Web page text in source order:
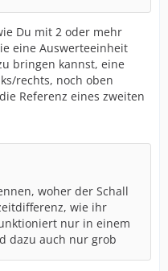
Du mit 2 oder mehr
eine Auswerteeinheit
bringen kannst, eine
rechts, noch oben
Referenz eines zweiten
woher der Schall
wie ihr
nur in einem
dazu auch nur grob